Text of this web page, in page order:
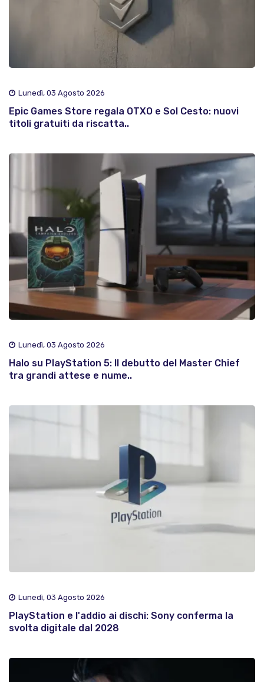
Lunedì, 03 Agosto 2026
Epic Games Store regala OTXO e Sol Cesto: nuovi
titoli gratuiti da riscatta..
Lunedì, 03 Agosto 2026
Halo su PlayStation 5: Il debutto del Master Chief
tra grandi attese e nume..
Lunedì, 03 Agosto 2026
PlayStation e l'addio ai dischi: Sony conferma la
svolta digitale dal 2028